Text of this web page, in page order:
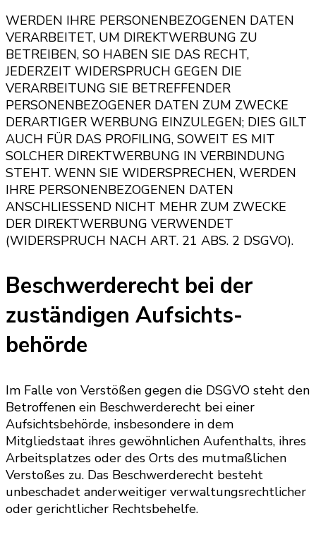
WERDEN IHRE PERSONENBEZOGENEN DATEN
VERARBEITET, UM DIREKTWERBUNG ZU
BETREIBEN, SO HABEN SIE DAS RECHT,
JEDERZEIT WIDERSPRUCH GEGEN DIE
VERARBEITUNG SIE BETREFFENDER
PERSONENBEZOGENER DATEN ZUM ZWECKE
DERARTIGER WERBUNG EINZULEGEN; DIES GILT
AUCH FÜR DAS PROFILING, SOWEIT ES MIT
SOLCHER DIREKTWERBUNG IN VERBINDUNG
STEHT. WENN SIE WIDERSPRECHEN, WERDEN
IHRE PERSONENBEZOGENEN DATEN
ANSCHLIESSEND NICHT MEHR ZUM ZWECKE
DER DIREKTWERBUNG VERWENDET
(WIDERSPRUCH NACH ART. 21 ABS. 2 DSGVO).
Beschwerde­recht bei der
zuständigen Aufsichts­
behörde
Im Falle von Verstößen gegen die DSGVO steht den
Betroffenen ein Beschwerderecht bei einer
Aufsichtsbehörde, insbesondere in dem
Mitgliedstaat ihres gewöhnlichen Aufenthalts, ihres
Arbeitsplatzes oder des Orts des mutmaßlichen
Verstoßes zu. Das Beschwerderecht besteht
unbeschadet anderweitiger verwaltungsrechtlicher
oder gerichtlicher Rechtsbehelfe.